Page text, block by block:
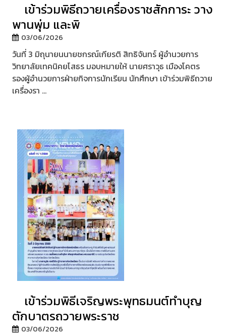
เข้าร่วมพิธีถวายเครื่องราชสักการะ วาง
พานพุ่ม และพิ
03/06/2026
วันที่ 3 มิถุนายนนายชกรณ์เกียรติ สิทธิจันทร์ ผู้อำนวยการ
วิทยาลัยเทคนิคยโสธร มอบหมายให้ นายศราวุธ เมืองโคตร
รองผู้อำนวยการฝ่ายกิจการนักเรียน นักศึกษา เข้าร่วมพิธีถวาย
เครื่องรา ...
เข้าร่วมพิธีเจริญพระพุทธมนต์ทำบุญ
ตักบาตรถวายพระราช
03/06/2026